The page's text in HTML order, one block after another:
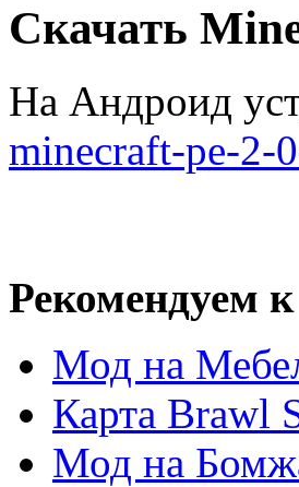
Скачать
На Андроид
minecraft-pe-2-
Рекомендуем
Мод на
Карта Brawl
Мод на